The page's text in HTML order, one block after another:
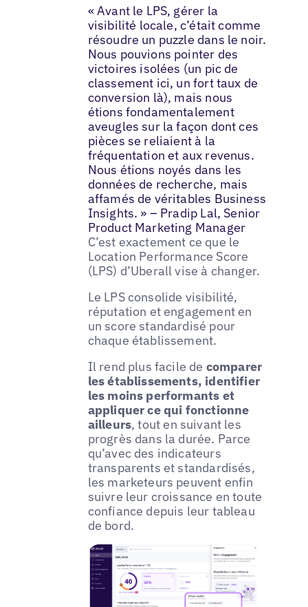
« Avant le LPS, gérer la
visibilité locale, c’était comme
résoudre un puzzle dans le noir.
Nous pouvions pointer des
victoires isolées (un pic de
classement ici, un fort taux de
conversion là), mais nous
étions fondamentalement
aveugles sur la façon dont ces
pièces se reliaient à la
fréquentation et aux revenus.
Nous étions noyés dans les
données de recherche, mais
affamés de véritables Business
Insights. » – Pradip Lal, Senior
Product Marketing Manager
C’est exactement ce que le
Location Performance Score
(LPS) d’Uberall vise à changer.
Le LPS consolide visibilité,
réputation et engagement en
un score standardisé pour
chaque établissement.
Il rend plus facile de comparer
les établissements, identifier
les moins performants et
appliquer ce qui fonctionne
ailleurs, tout en suivant les
progrès dans la durée. Parce
qu’avec des indicateurs
transparents et standardisés,
les marketeurs peuvent enfin
suivre leur croissance en toute
confiance depuis leur tableau
de bord.